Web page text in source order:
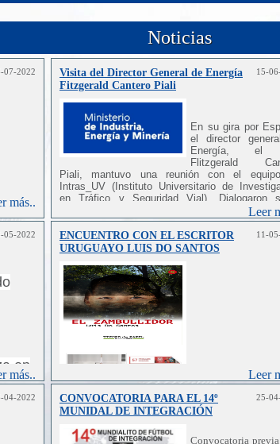
Noticias
07-2022
más..
Visita del Director General de Energía
Fitzgerald Cantero Piali
15-
En su gira por
el director
Energía, el
Flitzgerald
Piali, mantuvo una reunión con el
Intras_UV (Instituto Universitario de
en Tráfico y Seguridad Vial). Dialogaron
movilidad sostenible y ciudades
exploraron la posibilidad de elaborar un
cooperación entre ambas instituciones.
Leer
05-2022
en
más..
ENCUENTRO CON EL ESCRITOR
URUGUAYO LUIS DO SANTOS
11-
Leer
04-2022
CONVOCATORIA PARA EL 14º
MUNIDAL DE INTEGRACIÓN
25-
Convocatoria